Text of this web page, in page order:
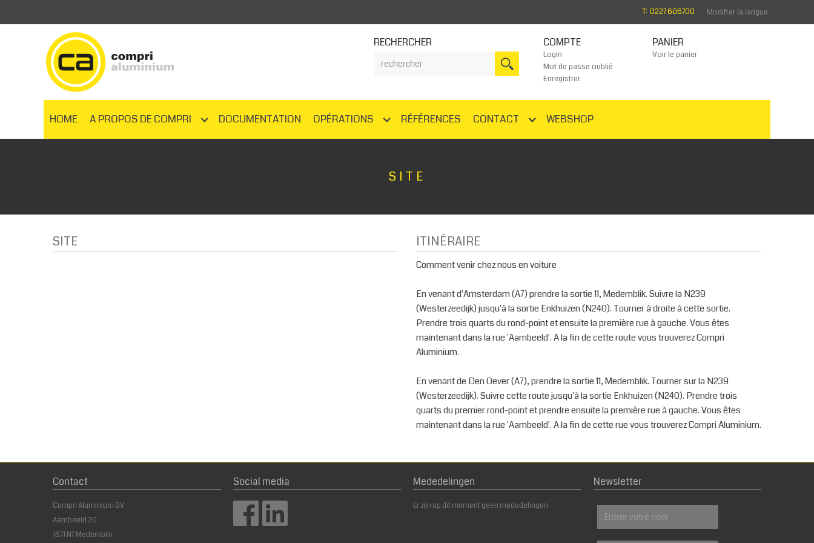
Modifier la langue
T: 0227 606700
COMPTE
Login
Mot de passe oublié
Enregistrer
PANIER
Voir le panier
RECHERCHER
HOME A PROPOS DE COMPRI DOCUMENTATION OPÉRATIONS RÉFÉRENCES CONTACT WEBSHOP
SITE
SITE ITINÉRAIRE
Comment venir chez nous en voiture
En venant d'Amsterdam (A7) prendre la sortie 11, Medemblik. Suivre la N239
(Westerzeedijk) jusqu'à la sortie Enkhuizen (N240). Tourner à droite à cette sortie.
Prendre trois quarts du rond-point et ensuite la première rue à gauche. Vous êtes
maintenant dans la rue 'Aambeeld'. A la fin de cette route vous trouverez Compri
Aluminium.
En venant de Den Oever (A7), prendre la sortie 11, Medemblik. Tourner sur la N239
(Westerzeedijk). Suivre cette route jusqu'à la sortie Enkhuizen (N240). Prendre trois
quarts du premier rond-point et prendre ensuite la première rue à gauche. Vous êtes
maintenant dans la rue 'Aambeeld'. A la fin de cette rue vous trouverez Compri Aluminium.
Contact
Compri Aluminium BV
Aambeeld 20
1671 NT Medemblik
Social media Mededelingen
Er zijn op dit moment geen mededelingen
Newsletter